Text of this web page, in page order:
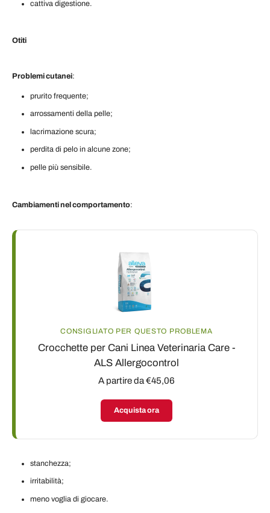
cattiva digestione.
Otiti
Problemi cutanei:
prurito frequente;
arrossamenti della pelle;
lacrimazione scura;
perdita di pelo in alcune zone;
pelle più sensibile.
Cambiamenti nel comportamento:
CONSIGLIATO PER QUESTO PROBLEMA
Crocchette per Cani Linea Veterinaria Care -
ALS Allergocontrol
A partire da €45,06
Acquista ora
stanchezza;
irritabilità;
meno voglia di giocare.